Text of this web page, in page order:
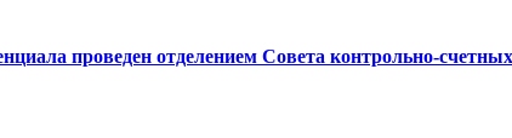
проведен отделением Совета контрольно-